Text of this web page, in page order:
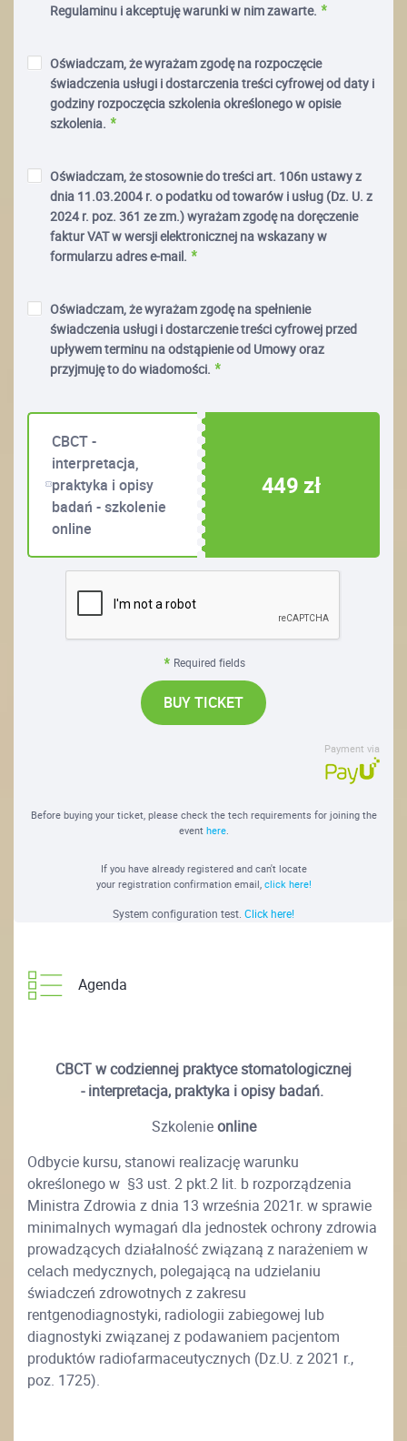
Regulaminu i akceptuję warunki w nim zawarte.
Oświadczam, że wyrażam zgodę na rozpoczęcie
świadczenia usługi i dostarczenia treści cyfrowej od daty i
godziny rozpoczęcia szkolenia określonego w opisie
szkolenia.
Oświadczam, że stosownie do treści art. 106n ustawy z
dnia 11.03.2004 r. o podatku od towarów i usług (Dz. U. z
2024 r. poz. 361 ze zm.) wyrażam zgodę na doręczenie
faktur VAT w wersji elektronicznej na wskazany w
formularzu adres e-mail.
Oświadczam, że wyrażam zgodę na spełnienie
świadczenia usługi i dostarczenie treści cyfrowej przed
upływem terminu na odstąpienie od Umowy oraz
przyjmuję to do wiadomości.
CBCT -
interpretacja,
praktyka i opisy
badań - szkolenie
online
449 zł
Required fields
BUY TICKET
Payment via
Before buying your ticket, please check the tech requirements for joining the
event here.
If you have already registered and can't locate
your registration confirmation email, click here!
System configuration test. Click here!
Agenda
CBCT w codziennej praktyce stomatologicznej
-interpretacja, praktyka i opisy badań.
Szkolenieonline
Odbycie kursu, stanowi realizację warunku
określonego w §3 ust. 2 pkt.2 lit. b rozporządzenia
Ministra Zdrowia z dnia 13 września 2021r. w sprawie
minimalnych wymagań dla jednostek ochrony zdrowia
prowadzących działalność związaną z narażeniem w
celach medycznych, polegającą na udzielaniu
świadczeń zdrowotnych z zakresu
rentgenodiagnostyki, radiologii zabiegowej lub
diagnostyki związanej z podawaniem pacjentom
produktów radiofarmaceutycznych (Dz.U. z 2021 r.,
poz. 1725).